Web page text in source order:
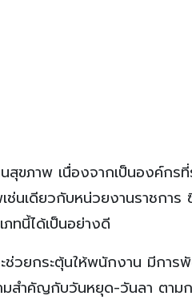
ขภาพ เนื่องจากเป็นองค์กร
นเดียวกับหน่วยงานราชการ
ทนี้ได้เป็นอย่างดี
ช่วยกระตุ้นให้พนักงาน มีการ
มสำคัญกับวันหยุด-วันลา ตาม